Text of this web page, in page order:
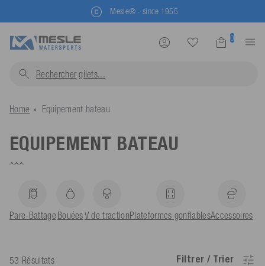
Mesle® - since 1955
0
Rechercher gilets
Home Equipement bateau
EQUIPEMENT BATEAU
Pare-Battage BouéesV de tractionPlateformes gonflablesAccessoires
53 Résultats Filtrer / Trier